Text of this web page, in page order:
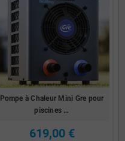
Pompe à Chaleur Mini Gre pour
piscines …
619,00 €